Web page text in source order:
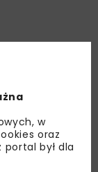
MINUT CZYTANIA
drogi
w
oraz
był dla